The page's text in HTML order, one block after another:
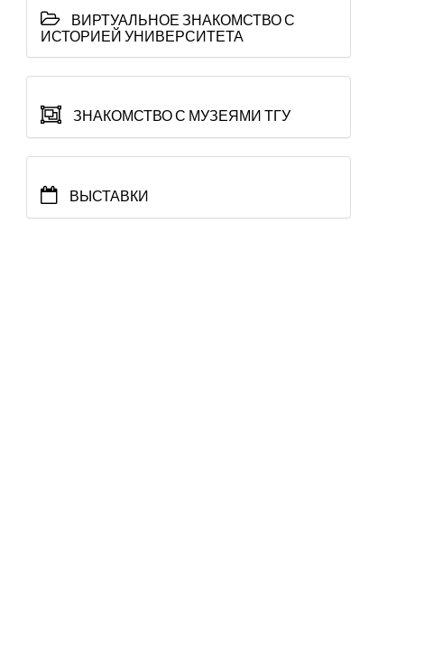
ВИРТУАЛЬНОЕ ЗНАКОМСТВО С
ИСТОРИЕЙ УНИВЕРСИТЕТА
ЗНАКОМСТВО С МУЗЕЯМИ ТГУ
ВЫСТАВКИ